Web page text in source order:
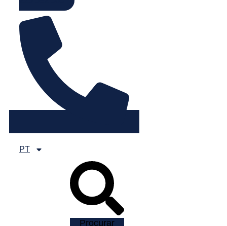
PT
Procurar